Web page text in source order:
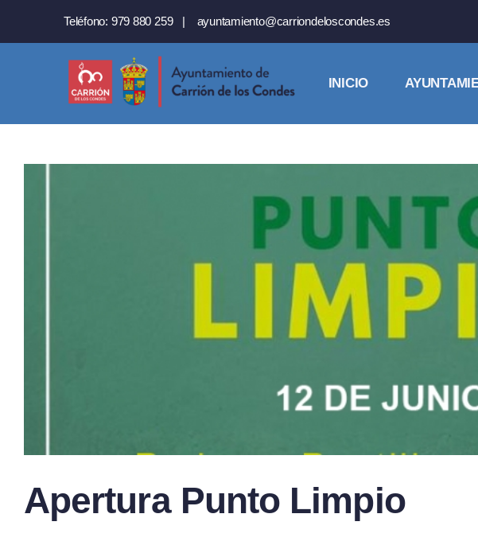
Teléfono: 979 880 259 | ayuntamiento@carriondeloscondes.es
INICIO
Apertura Punto Limpio